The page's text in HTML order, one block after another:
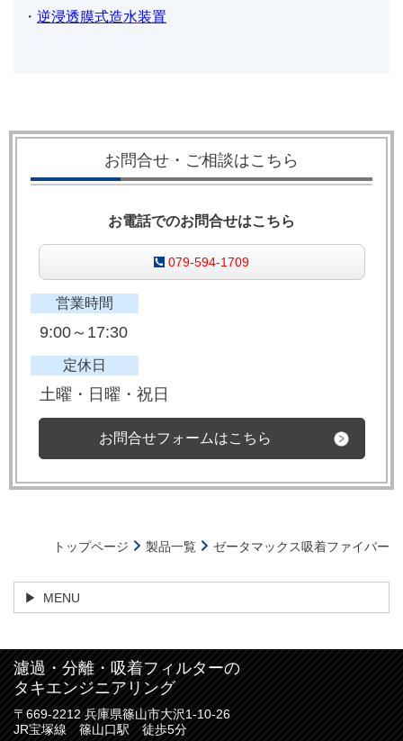
・ 逆浸透膜式造水装置
お問合せ・ご相談はこちら
お電話でのお問合せはこちら
079-594-1709
営業時間
9:00～17:30
定休日
土曜・日曜・祝日
お問合せフォームはこちら
トップページ 製品一覧 ゼータマックス吸着ファイバー
MENU
濾過・分離・吸着フィルターの
タキエンジニアリング
〒669-2212 兵庫県篠山市大沢1-10-26
JR宝塚線 篠山口駅 徒歩5分